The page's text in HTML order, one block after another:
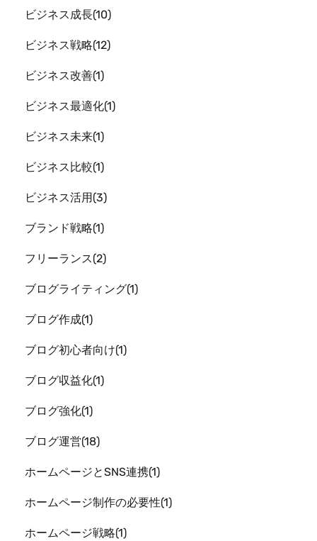
ビジネス成長 10
ビジネス戦略 12
ビジネス改善 1
ビジネス最適化 1
ビジネス未来 1
ビジネス比較 1
ビジネス活用 3
ブランド戦略 1
フリーランス 2
ブログライティング 1
ブログ作成 1
ブログ初心者向け 1
ブログ収益化 1
ブログ強化 1
ブログ運営 18
ホームページとSNS連携 1
ホームページ制作の必要性 1
ホームページ戦略 1